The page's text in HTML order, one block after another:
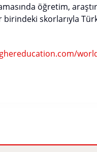
öğretim,
skorlarıyla